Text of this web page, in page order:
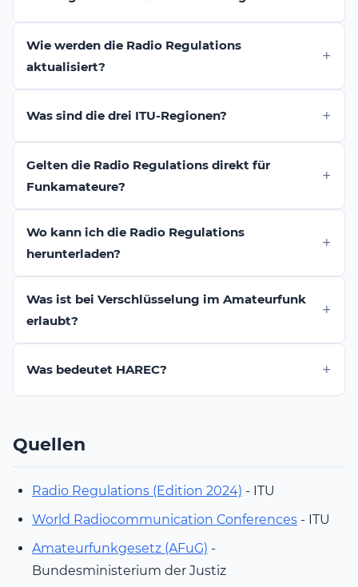
Wie werden die Radio Regulations
aktualisiert?
Was sind die drei ITU-Regionen?
Gelten die Radio Regulations direkt für
Funkamateure?
Wo kann ich die Radio Regulations
herunterladen?
Was ist bei Verschlüsselung im Amateurfunk
erlaubt?
Was bedeutet HAREC?
Quellen
Radio Regulations (Edition 2024) - ITU
World Radiocommunication Conferences - ITU
Amateurfunkgesetz (AFuG) -
Bundesministerium der Justiz